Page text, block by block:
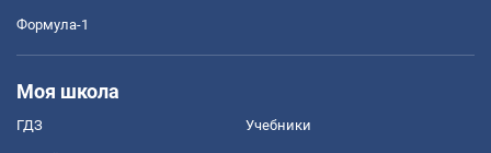
Формула-1
Моя школа
ГДЗ Учебники